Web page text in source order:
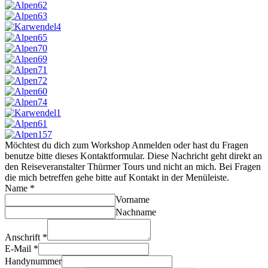
Möchtest du dich zum Workshop Anmelden oder hast du Fragen
benutze bitte dieses Kontaktformular. Diese Nachricht geht direkt an
den Reiseveranstalter Thürmer Tours und nicht an mich. Bei Fragen
die mich betreffen gehe bitte auf Kontakt in der Menüleiste.
Name *
Vorname
Nachname
Anschrift *
E-Mail *
Handynummer